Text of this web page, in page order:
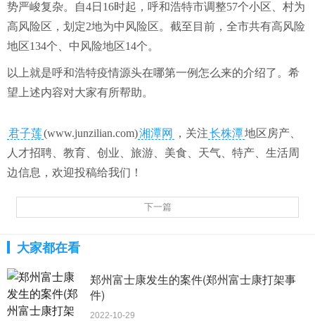
势严峻复杂。自4日16时起，呼和浩特市调整57个小区、村为
高风险区，划定2地为中风险区。截至目前，全市共有高风险
地区134个、中风险地区14个。
以上就是呼和浩特疫情源头在哪第一例怎么来的介绍了。希
望上述内容对大家有所帮助。
君子莲(www.junzilian.com)湘潭网 ，关注长株潭地区房产、
人才招聘、教育、创业、旅游、美食、天气、特产、生活周
边信息，欢迎投稿给我们！
下一篇
大家都在看
郑州富士康发生的案件(郑州富士康打架事
件)
2022-10-29